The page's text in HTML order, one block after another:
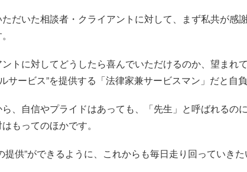
だいた相談者・クライアントに対して、まず私共が感
トに対してどうしたら喜んでいただけるのか、望まれ
サービス”を提供する「法律家兼サービスマン」だと自負
、自信やプライドはあっても、「先生」と呼ばれるの
もってのほかです。
供”ができるように、これからも毎日走り回っていきた